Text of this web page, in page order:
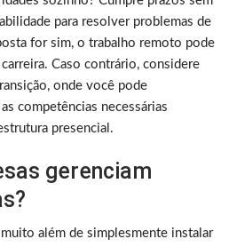
para resolver problemas de
for sim, o trabalho remoto pode
Caso contrário, considere
onde você pode
competências necessárias
presencial.
gerenciam
além de simplesmente instalar